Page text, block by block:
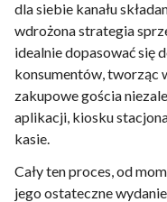
dla siebie kanału
wdrożona strategia
idealnie dopasować się
konsumentów, tworząc
zakupowe gościa
aplikacji, kiosku
kasie.
Cały ten proces, od
jego ostateczne